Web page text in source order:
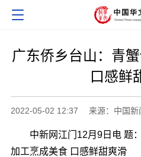
广东侨乡台山：青
口感鲜
2022-05-02 12:37 来源：中国新
中新网江门12月9日电 题：
加工烹成美食 口感鲜甜爽滑